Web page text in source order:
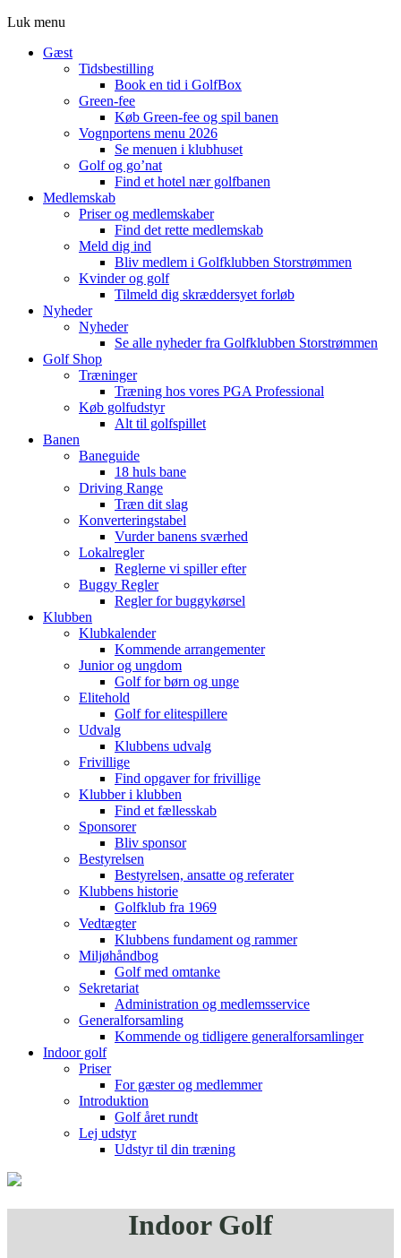
Luk menu
Gæst
Tidsbestilling
Book en tid i GolfBox
Green-fee
Køb Green-fee og spil banen
Vognportens menu 2026
Se menuen i klubhuset
Golf og go’nat
Find et hotel nær golfbanen
Medlemskab
Priser og medlemskaber
Find det rette medlemskab
Meld dig ind
Bliv medlem i Golfklubben Storstrømmen
Kvinder og golf
Tilmeld dig skræddersyet forløb
Nyheder
Nyheder
Se alle nyheder fra Golfklubben Storstrømmen
Golf Shop
Træninger
Træning hos vores PGA Professional
Køb golfudstyr
Alt til golfspillet
Banen
Baneguide
18 huls bane
Driving Range
Træn dit slag
Konverteringstabel
Vurder banens sværhed
Lokalregler
Reglerne vi spiller efter
Buggy Regler
Regler for buggykørsel
Klubben
Klubkalender
Kommende arrangementer
Junior og ungdom
Golf for børn og unge
Elitehold
Golf for elitespillere
Udvalg
Klubbens udvalg
Frivillige
Find opgaver for frivillige
Klubber i klubben
Find et fællesskab
Sponsorer
Bliv sponsor
Bestyrelsen
Bestyrelsen, ansatte og referater
Klubbens historie
Golfklub fra 1969
Vedtægter
Klubbens fundament og rammer
Miljøhåndbog
Golf med omtanke
Sekretariat
Administration og medlemsservice
Generalforsamling
Kommende og tidligere generalforsamlinger
Indoor golf
Priser
For gæster og medlemmer
Introduktion
Golf året rundt
Lej udstyr
Udstyr til din træning
Indoor Golf